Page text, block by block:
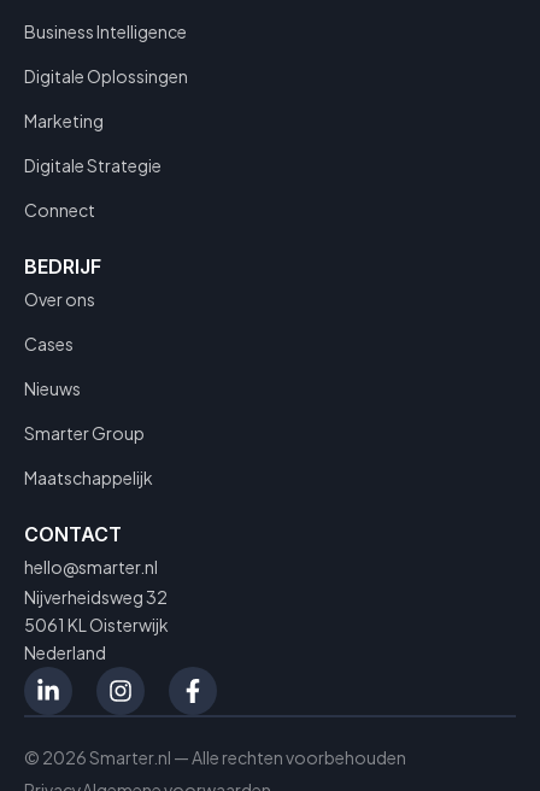
Business Intelligence
Digitale Oplossingen
Marketing
Digitale Strategie
Connect
BEDRIJF
Over ons
Cases
Nieuws
Smarter Group
Maatschappelijk
CONTACT
hello@smarter.nl
Nijverheidsweg 32
5061 KL Oisterwijk
Nederland
© 2026 Smarter.nl — Alle rechten voorbehouden